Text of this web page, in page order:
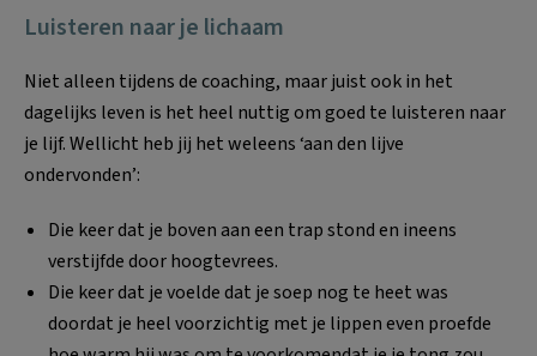
Luisteren naar je lichaam
Niet alleen tijdens de coaching, maar juist ook in het
dagelijks leven is het heel nuttig om goed te luisteren naar
je lijf. Wellicht heb jij het weleens ‘aan den lijve
ondervonden’:
Die keer dat je boven aan een trap stond en ineens
verstijfde door hoogtevrees.
Die keer dat je voelde dat je soep nog te heet was
doordat je heel voorzichtig met je lippen even proefde